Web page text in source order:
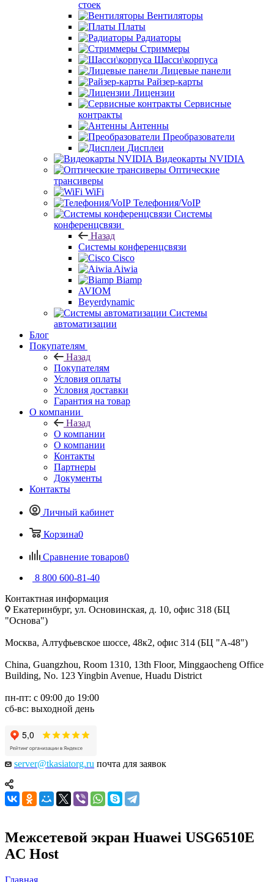
стоек
Вентиляторы
Платы
Радиаторы
Стриммеры
Шасси\корпуса
Лицевые панели
Райзер-карты
Лицензии
Сервисные
контракты
Антенны
Преобразователи
Дисплеи
Видеокарты NVIDIA
Оптические
трансиверы
WiFi
Телефония/VoIP
Системы
конференцсвязи
Назад
Системы конференцсвязи
Cisco
Aiwia
Biamp
AVIOM
Beyerdynamic
Системы
автоматизации
Блог
Покупателям
Назад
Покупателям
Условия оплаты
Условия доставки
Гарантия на товар
О компании
Назад
О компании
О компании
Контакты
Партнеры
Документы
Контакты
Личный кабинет
Корзина0
Сравнение товаров0
8 800 600-81-40
Контактная информация
Екатеринбург, ул. Основинская, д. 10, офис 318 (БЦ
"Основа")
Москва, Алтуфьевское шоссе, 48к2, офис 314 (БЦ "А-48")
China, Guangzhou, Room 1310, 13th Floor, Minggaocheng Office
Building, No. 123 Yingbin Avenue, Huadu District
пн-пт: с 09:00 до 19:00
сб-вс: выходной день
server@tkasiatorg.ru почта для заявок
Межсетевой экран Huawei USG6510E
AC Host
Главная